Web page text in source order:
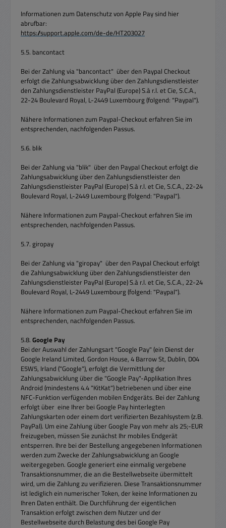
Informationen zum Datenschutz von Apple Pay sind hier
abrufbar:
https://support.apple.com/de-de/HT203027
5.5. bancontact
Bei der Zahlung via "bancontact" über den Paypal Checkout
erfolgt die Zahlungsabwicklung über den Zahlungsdienstleister
den Zahlungsdienstleister PayPal (Europe) S.à r.l. et Cie, S.C.A.,
22-24 Boulevard Royal, L-2449 Luxembourg (folgend: "Paypal").
Nähere Informationen zum Paypal-Checkout erfahren Sie im
entsprechenden, nachfolgenden Passus.
5.6. blik
Bei der Zahlung via "blik" über den Paypal Checkout erfolgt die
Zahlungsabwicklung über den Zahlungsdienstleister den
Zahlungsdienstleister PayPal (Europe) S.à r.l. et Cie, S.C.A., 22-24
Boulevard Royal, L-2449 Luxembourg (folgend: "Paypal").
Nähere Informationen zum Paypal-Checkout erfahren Sie im
entsprechenden, nachfolgenden Passus.
5.7. giropay
Bei der Zahlung via "giropay" über den Paypal Checkout erfolgt
die Zahlungsabwicklung über den Zahlungsdienstleister den
Zahlungsdienstleister PayPal (Europe) S.à r.l. et Cie, S.C.A., 22-24
Boulevard Royal, L-2449 Luxembourg (folgend: "Paypal").
Nähere Informationen zum Paypal-Checkout erfahren Sie im
entsprechenden, nachfolgenden Passus.
5.8. Google Pay
Bei der Auswahl der Zahlungsart "Google Pay" (ein Dienst der
Google Ireland Limited, Gordon House, 4 Barrow St, Dublin, D04
E5W5, Irland ("Google"), erfolgt die Vermittlung der
Zahlungsabwicklung über die "Google Pay"-Applikation Ihres
Android (mindestens 4.4 "KitKat") betriebenen und über eine
NFC-Funktion verfügenden mobilen Endgeräts. Bei der Zahlung
erfolgt über eine Ihrer bei Google Pay hinterlegten
Zahlungskarten oder einem dort verifizierten Bezahlsystem (z.B.
PayPal). Um eine Zahlung über Google Pay von mehr als 25;-EUR
freizugeben, müssen Sie zunächst Ihr mobiles Endgerät
entsperren. Ihre bei der Bestellung angegebenen Informationen
werden zum Zwecke der Zahlungsabwicklung an Google
weitergegeben. Google generiert eine einmalig vergebene
Transaktionsnummer, die an die Bestellwebseite übermittelt
wird, um die Zahlung zu verifizieren. Diese Transaktionsnummer
ist lediglich ein numerischer Token, der keine Informationen zu
Ihren Daten enthält. Die Durchführung der eigentlichen
Transaktion erfolgt zwischen dem Nutzer und der
Bestellwebseite durch Belastung des bei Google Pay